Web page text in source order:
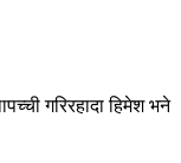
गरिरहादा हिमेश भने